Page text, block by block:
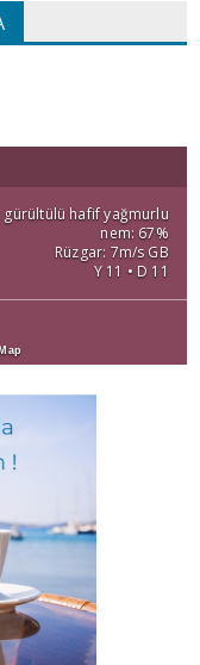
gürültülü hafif yağmurlu
nem: 67%
Rüzgar: 7m/s GB
Y 11 • D 11